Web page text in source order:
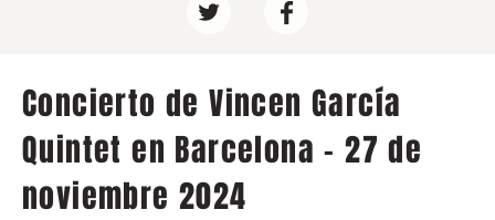
Concierto de Vincen García
Quintet en Barcelona - 27 de
noviembre 2024